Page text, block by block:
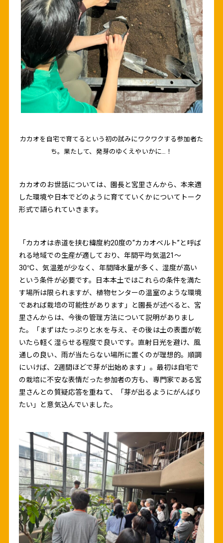
カカオを自宅で育てるという初の試みにワクワクする参加者た
ち。果たして、発芽のゆくえやいかに…！
カカオのお世話については、園長と宮里さんから、本来適
した環境や日本でどのように育てていくかについてトーク
形式で語られていきます。
「カカオは赤道を挟む緯度約20度の“カカオベルト”と呼ば
れる地域での生産が適しており、年間平均気温21～
30℃、気温差が少なく、年間降水量が多く、湿度が高い
という条件が必要です。日本本土ではこれらの条件を満た
す場所は限られますが、植物センターの温室のような環境
であれば栽培の可能性があります」と園長が述べると、宮
里さんからは、今後の管理方法について説明がありまし
た。「まずはたっぷりと水を与え、その後は土の表面が乾
いたら軽く湿らせる程度で良いです。直射日光を避け、風
通しの良い、雨が当たらない場所に置くのが理想的。順調
にいけば、2週間ほどで芽が出始めます」。最初は自宅で
の栽培に不安な表情だった参加者の方も、専門家である宮
里さんとの質疑応答を重ねて、「芽が出るようにがんばり
たい」と意気込んでいました。